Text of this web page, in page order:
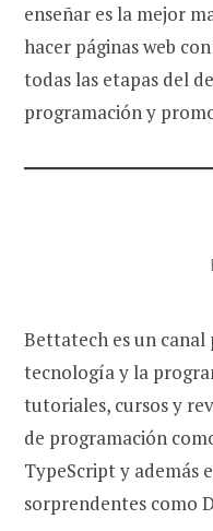
enseñar es la mejor
hacer páginas web
todas las etapas del
programación y
Bettatech es un canal
tecnología y la
tutoriales, cursos y
de programación
TypeScript y además
sorprendentes como